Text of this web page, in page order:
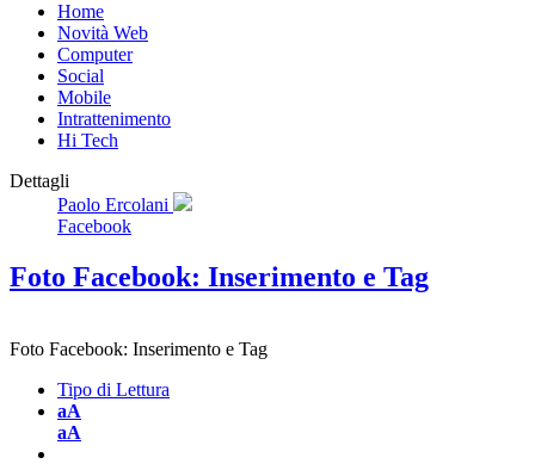
Home
Novità Web
Computer
Social
Mobile
Intrattenimento
Hi Tech
Dettagli
Paolo Ercolani
Facebook
Foto Facebook: Inserimento e Tag
Foto Facebook: Inserimento e Tag
Tipo di Lettura
aA
aA